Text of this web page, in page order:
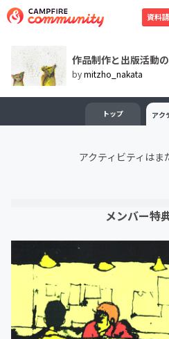
資料
作品制作と出版活動
bymitzho_nakata
トップ アク
アクティビティはま
メンバー特